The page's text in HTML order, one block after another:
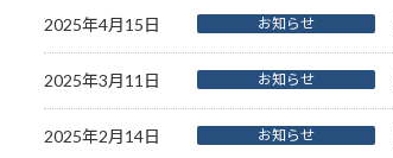
2025年4月15日 お知らせ
2025年3月11日 お知らせ
2025年2月14日 お知らせ